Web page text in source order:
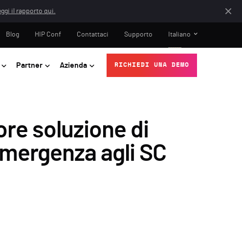
il rapporto qui.
Partner Azienda RICHIEDI UNA DEMO
Blog HIP Conf Contattaci Supporto Italiano
soluzione di
agli SC